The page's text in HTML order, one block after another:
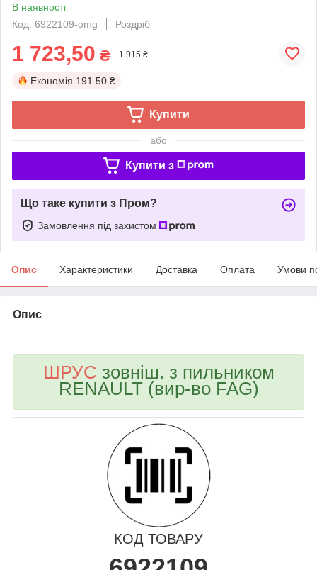
В наявності
Код: 6922109-omg
Роздріб
1 723,50 ₴ 1 915 ₴
Економія 191.50 ₴
Купити
або
Купити з
Що таке купити з Пром?
Замовлення під захистом
Опис Характеристики Доставка Оплата Умови
Опис
ШРУС зовніш. з пильником
RENAULT (вир-во FAG)
КОД ТОВАРУ